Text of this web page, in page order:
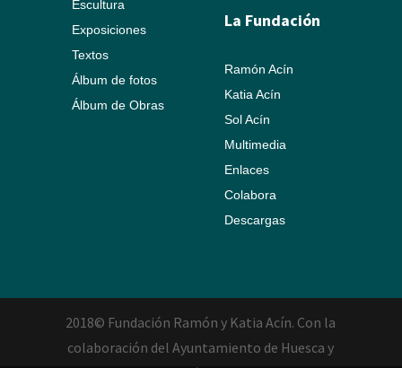
Escultura
Exposiciones
Textos
Álbum de fotos
Álbum de Obras
La Fundación
Ramón Acín
Katia Acín
Sol Acín
Multimedia
Enlaces
Colabora
Descargas
2018© Fundación Ramón y Katia Acín. Con la
colaboración del Ayuntamiento de Huesca y